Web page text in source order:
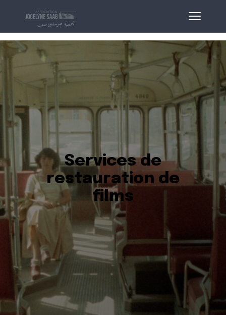
Services de
restauration de
films